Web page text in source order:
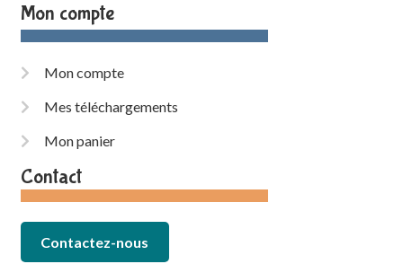
Mon compte
Mon compte
Mes téléchargements
Mon panier
Contact
Contactez-nous